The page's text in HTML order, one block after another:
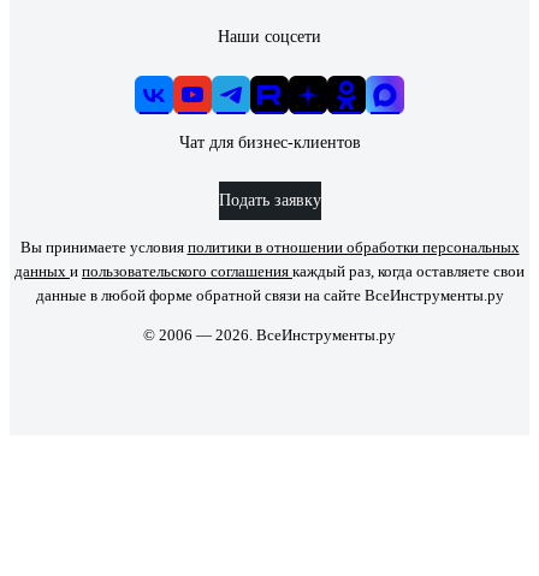
Наши соцсети
Чат для бизнес-клиентов
Подать заявку
Вы принимаете условия политики в отношении обработки персональных
данных и пользовательского соглашения каждый раз, когда оставляете свои
данные в любой форме обратной связи на сайте ВсеИнструменты.ру
© 2006 — 2026. ВсеИнструменты.ру